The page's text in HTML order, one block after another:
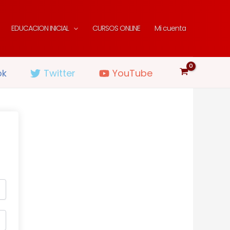
EDUCACION INICIAL CURSOS ONLINE Mi cuenta
Twitter YouTube